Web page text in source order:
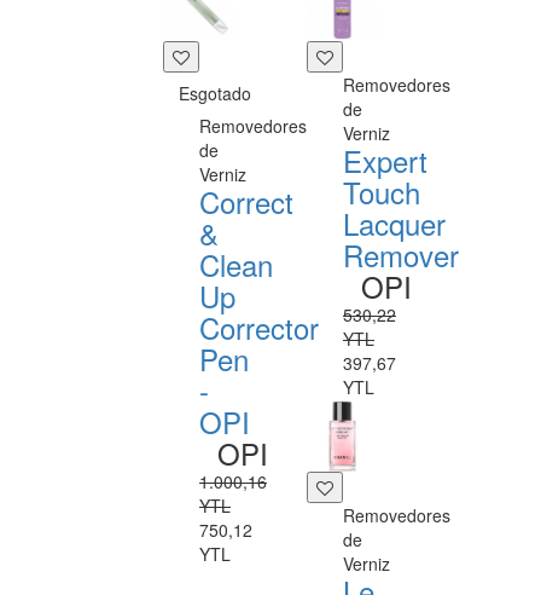
Esgotado
Removedores
de
Verniz
Correct
&
Clean
Up
Corrector
Pen
-
OPI
OPI
1.000,16
YTL
750,12
YTL
Removedores
de
Verniz
Expert
Touch
Lacquer
Remover
OPI
530,22
YTL
397,67
YTL
Removedores
de
Verniz